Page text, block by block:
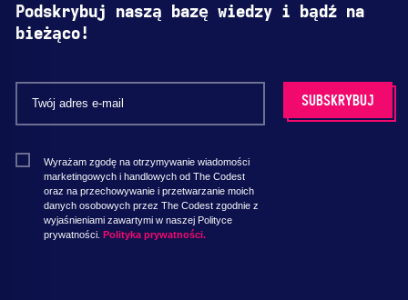
Podskrybuj naszą bazę wiedzy i bądź na
bieżąco!
Wyrażam zgodę na otrzymywanie wiadomości
marketingowych i handlowych od The Codest
oraz na przechowywanie i przetwarzanie moich
danych osobowych przez The Codest zgodnie z
wyjaśnieniami zawartymi w naszej Polityce
prywatności. Polityka prywatności.